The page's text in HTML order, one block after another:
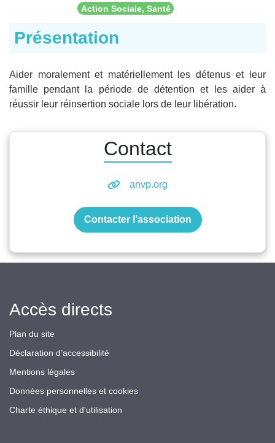
Action Sociale, Santé
Présentation
Aider moralement et matériellement les détenus et leur
famille pendant la période de détention et les aider à
réussir leur réinsertion sociale lors de leur libération.
Contact
anvp.org
Contacter l’association
Accès directs
Plan du site
Déclaration d’accessibilité
Mentions légales
Données personnelles et cookies
Charte éthique et d'utilisation